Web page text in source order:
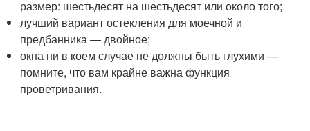
размер: шестьдесят на шестьдесят или около того;
лучший вариант остекления для моечной и
предбанника — двойное;
окна ни в коем случае не должны быть глухими —
помните, что вам крайне важна функция
проветривания.